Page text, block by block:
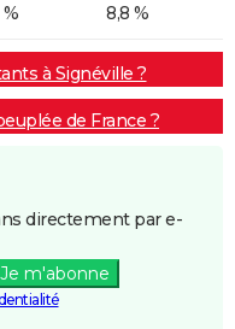
% 8,8 %
à Signéville ?
de France ?
directement par e-
Je m'abonne